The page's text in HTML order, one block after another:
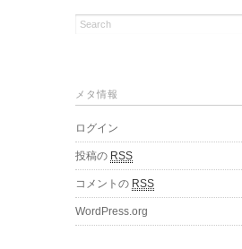
メタ情報
ログイン
投稿の RSS
コメントの RSS
WordPress.org